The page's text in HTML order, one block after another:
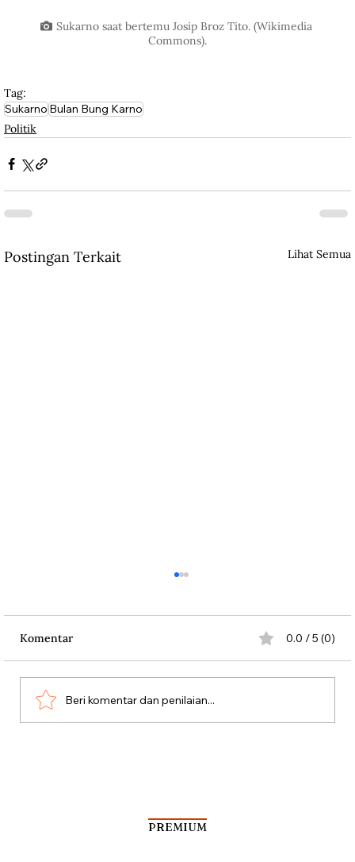
Sukarno saat bertemu Josip Broz Tito. (Wikimedia
Commons).
Tag:
SukarnoBulan Bung Karno
Politik
Postingan Terkait Lihat Semua
Dari Srebrenica ke Palestina
Komentar 0.0 / 5 (0)
Beri komentar dan penilaian...
PREMIUM